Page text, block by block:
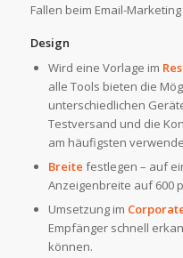
Fallen beim Email-
Design
Wird eine Vorlage im
alle Tools bieten die
unterschiedlichen
Testversand und die
am häufigsten
Breite festlegen – auf
Anzeigenbreite auf 600
Umsetzung im
Empfänger schnell
können.